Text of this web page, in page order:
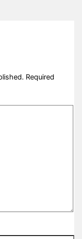
Required